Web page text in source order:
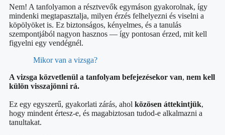
Nem! A tanfolyamon a résztvevők egymáson gyakorolnak, így
mindenki megtapasztalja, milyen érzés felhelyezni és viselni a
köpölyöket is. Ez biztonságos, kényelmes, és a tanulás
szempontjából nagyon hasznos — így pontosan érzed, mit kell
figyelni egy vendégnél.
Mikor van a vizsga?
A vizsga közvetlenül a tanfolyam befejezésekor van, nem kell
külön visszajönni rá.
Ez egy egyszerű, gyakorlati zárás, ahol közösen áttekintjük,
hogy mindent értesz-e, és magabiztosan tudod-e alkalmazni a
tanultakat.